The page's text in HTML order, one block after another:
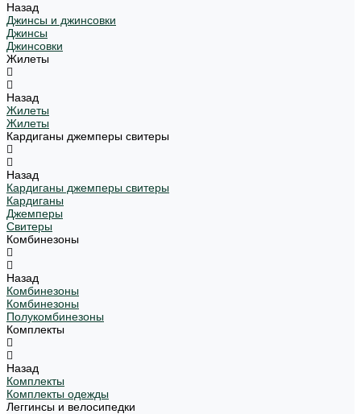
Назад
Джинсы и джинсовки
Джинсы
Джинсовки
Жилеты
Назад
Жилеты
Жилеты
Кардиганы джемперы свитеры
Назад
Кардиганы джемперы свитеры
Кардиганы
Джемперы
Свитеры
Комбинезоны
Назад
Комбинезоны
Комбинезоны
Полукомбинезоны
Комплекты
Назад
Комплекты
Комплекты одежды
Леггинсы и велосипедки